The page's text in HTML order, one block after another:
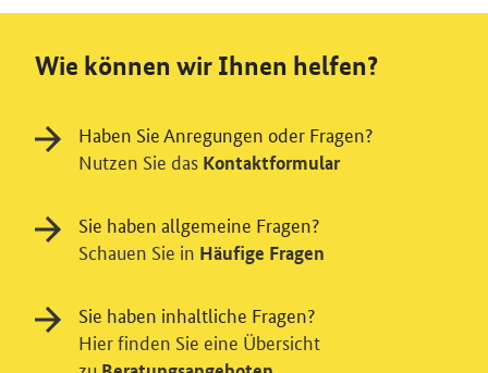
Wie können wir Ihnen helfen?
Haben Sie Anregungen oder Fragen?
Nutzen Sie das Kontaktformular
Sie haben allgemeine Fragen?
Schauen Sie in Häufige Fragen
Sie haben inhaltliche Fragen?
Hier finden Sie eine Übersicht